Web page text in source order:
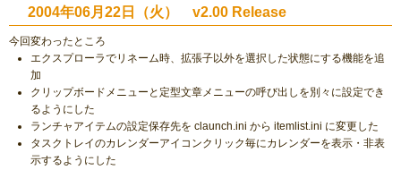
2004年06月22日（火） v2.00 Release
今回変わったところ
エクスプローラでリネーム時、拡張子以外を選択した状態にする機能を追
加
クリップボードメニューと定型文章メニューの呼び出しを別々に設定でき
るようにした
ランチャアイテムの設定保存先を claunch.ini から itemlist.ini に変更した
タスクトレイのカレンダーアイコンクリック毎にカレンダーを表示・非表
示するようにした